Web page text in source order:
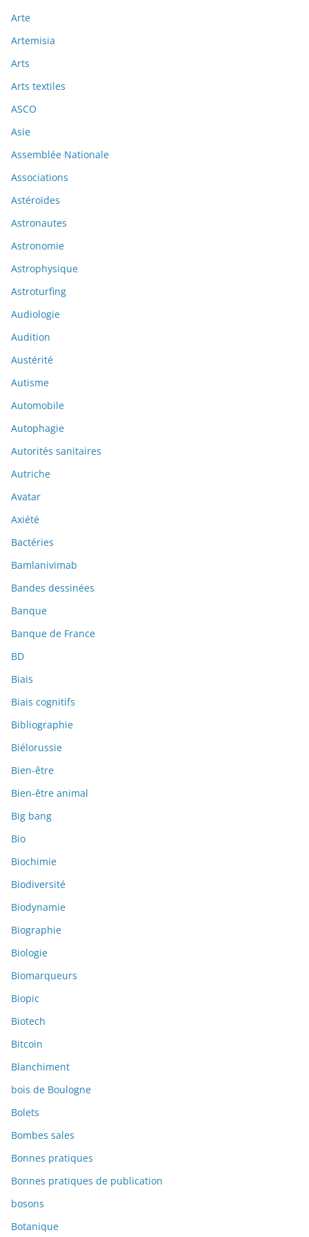
Arte
Artemisia
Arts
Arts textiles
ASCO
Asie
Assemblée Nationale
Associations
Astéroïdes
Astronautes
Astronomie
Astrophysique
Astroturfing
Audiologie
Audition
Austérité
Autisme
Automobile
Autophagie
Autorités sanitaires
Autriche
Avatar
Axiété
Bactéries
Bamlanivimab
Bandes dessinées
Banque
Banque de France
BD
Biais
Biais cognitifs
Bibliographie
Biélorussie
Bien-être
Bien-être animal
Big bang
Bio
Biochimie
Biodiversité
Biodynamie
Biographie
Biologie
Biomarqueurs
Biopic
Biotech
Bitcoin
Blanchiment
bois de Boulogne
Bolets
Bombes sales
Bonnes pratiques
Bonnes pratiques de publication
bosons
Botanique